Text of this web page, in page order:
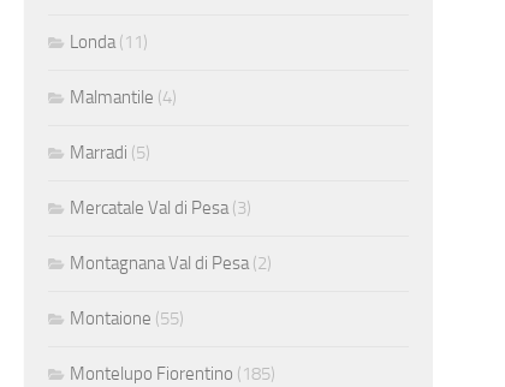
Londa(11)
Malmantile (4)
Marradi (5)
Mercatale Val di Pesa(3)
Montagnana Val di Pesa(2)
Montaione (55)
Montelupo Fiorentino (185)